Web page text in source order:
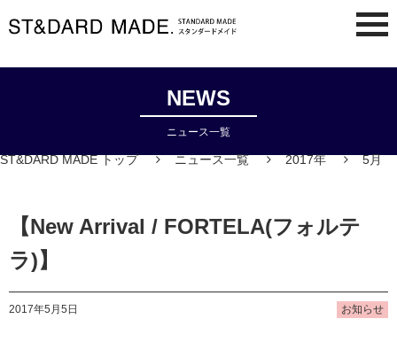
NEWS
ニュース一覧
ST&DARD MADE トップ ニュース一覧 2017年 5月
【New Arrival / FORTELA(フォルテ
ラ)】
2017年5月5日 お知らせ